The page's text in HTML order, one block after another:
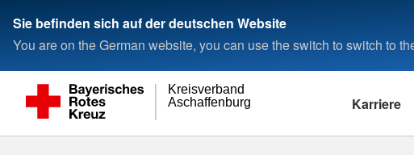
Sie befinden sich auf der deutschen Website
You are on the German website, you can use the switch to switch to
Aschaffenburg
Kreisverband
Karriere